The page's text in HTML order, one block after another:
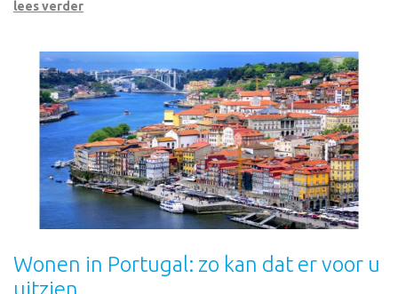
lees verder
Wonen in Portugal: zo kan dat er voor u
uitzien